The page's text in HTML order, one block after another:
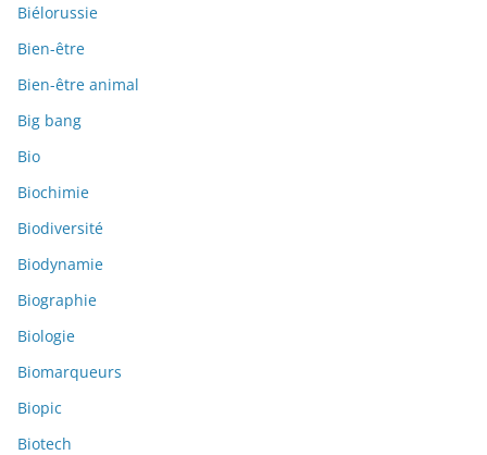
Biélorussie
Bien-être
Bien-être animal
Big bang
Bio
Biochimie
Biodiversité
Biodynamie
Biographie
Biologie
Biomarqueurs
Biopic
Biotech